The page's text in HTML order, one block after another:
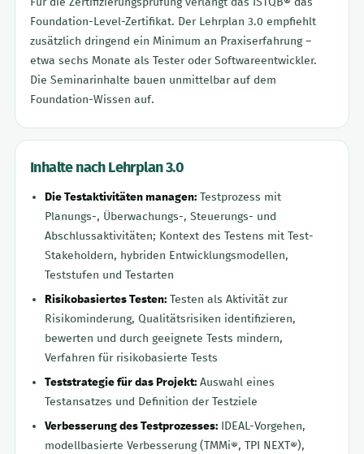
Foundation-Level-Zertifikat. Der Lehrplan 3.0 empfiehlt
zusätzlich dringend ein Minimum an Praxiserfahrung –
etwa sechs Monate als Tester oder Softwareentwickler.
Die Seminarinhalte bauen unmittelbar auf dem
Foundation-Wissen auf.
Inhalte nach Lehrplan 3.0
Die Testaktivitäten managen: Testprozess mit
Planungs-, Überwachungs-, Steuerungs- und
Abschlussaktivitäten; Kontext des Testens mit Test-
Stakeholdern, hybriden Entwicklungsmodellen,
Teststufen und Testarten
Risikobasiertes Testen: Testen als Aktivität zur
Risikominderung, Qualitätsrisiken identifizieren,
bewerten und durch geeignete Tests mindern,
Verfahren für risikobasierte Tests
Teststrategie für das Projekt: Auswahl eines
Testansatzes und Definition der Testziele
Verbesserung des Testprozesses: IDEAL-Vorgehen,
modellbasierte Verbesserung (TMMi®, TPI NEXT®),